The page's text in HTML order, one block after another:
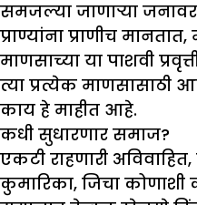
समजल्या जाणाऱ्या
प्राण्यांना प्राणीच
माणसाच्या या पाशवी
त्या प्रत्येक माणसासाठी
काय हे माहीत आहे.
कधी सुधारणार समाज?
एकटी राहणारी
कुमारिका, जिचा कोणाशी